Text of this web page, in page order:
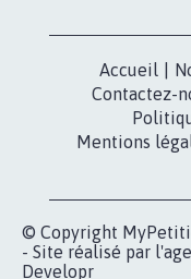
Accueil
Contactez-
Mentions
© Copyright
- Site réalisé par
Developr